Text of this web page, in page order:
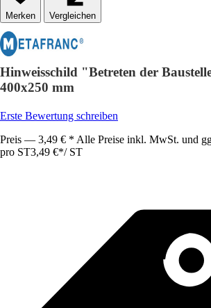
Vergleichen
Hinweisschild "Betreten der
400x250 mm
Erste Bewertung schreiben
Preis — 3,49 € * Alle Preise inkl. MwSt. und
pro ST3,49 €*/ ST